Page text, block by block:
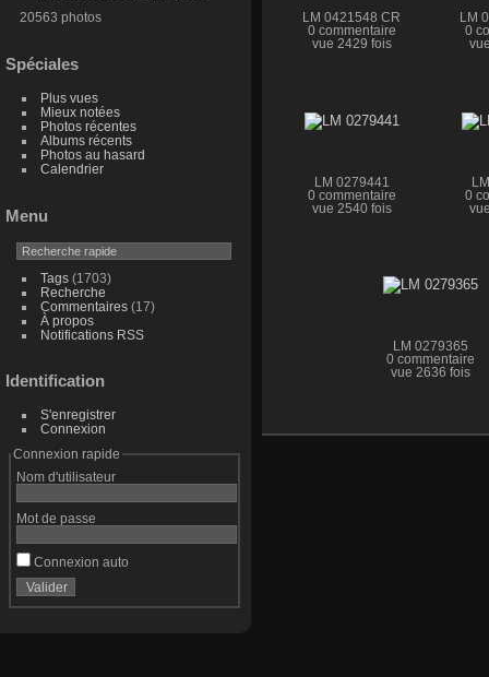
20563 photos
Spéciales
Plus vues
Mieux notées
Photos récentes
Albums récents
Photos au hasard
Calendrier
Menu
Tags(1703)
Recherche
Commentaires(17)
À propos
Notifications RSS
Identification
S'enregistrer
Connexion
Connexion rapide
Nom d'utilisateur
Mot de passe
Connexion auto
LM 0421548 CR
0 commentaire
vue 2429 fois
LM
0
LM 0279441
0 commentaire
vue 2540 fois
0
LM 0279365
0 commentaire
vue 2636 fois